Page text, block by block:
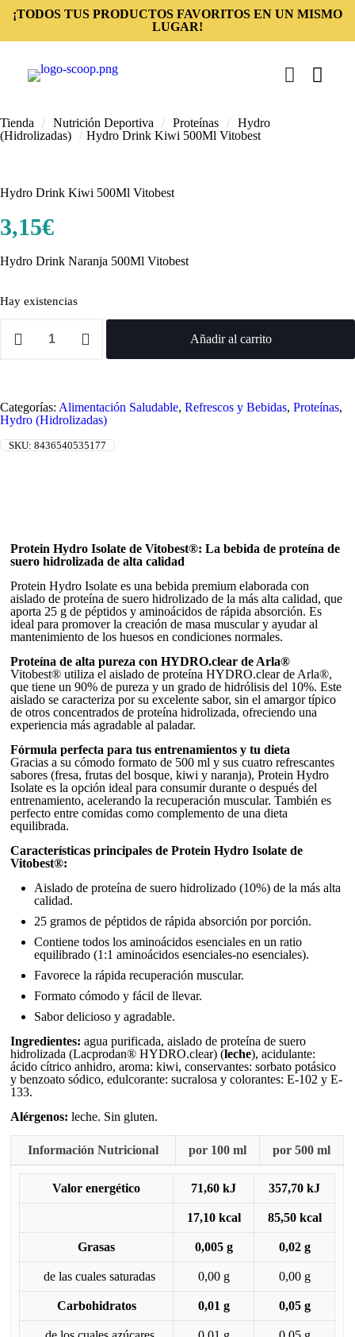
¡TODOS TUS PRODUCTOS FAVORITOS EN UN MISMO
LUGAR!
Tienda / Nutrición Deportiva / Proteínas / Hydro
(Hidrolizadas) / Hydro Drink Kiwi 500Ml Vitobest
Hydro Drink Kiwi 500Ml Vitobest
3,15€
Hydro Drink Naranja 500Ml Vitobest
Hay existencias
Drink
Añadir al carrito
Categorías: Alimentación Saludable, Refrescos y Bebidas, Proteínas,
Hydro (Hidrolizadas)
SKU: 8436540535177
Protein Hydro Isolate de Vitobest®: La bebida de proteína de
suero hidrolizada de alta calidad
Protein Hydro Isolate es una bebida premium elaborada con
aislado de proteína de suero hidrolizado de la más alta calidad, que
aporta 25 g de péptidos y aminoácidos de rápida absorción. Es
ideal para promover la creación de masa muscular y ayudar al
mantenimiento de los huesos en condiciones normales.
Proteína de alta pureza con HYDRO.clear de Arla®
Vitobest® utiliza el aislado de proteína HYDRO.clear de Arla®,
que tiene un 90% de pureza y un grado de hidrólisis del 10%. Este
aislado se caracteriza por su excelente sabor, sin el amargor típico
de otros concentrados de proteína hidrolizada, ofreciendo una
experiencia más agradable al paladar.
Fórmula perfecta para tus entrenamientos y tu dieta
Gracias a su cómodo formato de 500 ml y sus cuatro refrescantes
sabores (fresa, frutas del bosque, kiwi y naranja), Protein Hydro
Isolate es la opción ideal para consumir durante o después del
entrenamiento, acelerando la recuperación muscular. También es
perfecto entre comidas como complemento de una dieta
equilibrada.
Características principales de Protein Hydro Isolate de
Vitobest®:
Aislado de proteína de suero hidrolizado (10%) de la más alta
calidad.
25 gramos de péptidos de rápida absorción por porción.
Contiene todos los aminoácidos esenciales en un ratio
equilibrado (1:1 aminoácidos esenciales-no esenciales).
Favorece la rápida recuperación muscular.
Formato cómodo y fácil de llevar.
Sabor delicioso y agradable.
Ingredientes: agua purificada, aislado de proteína de suero
hidrolizada (Lacprodan® HYDRO.clear) (leche), acidulante:
ácido cítrico anhidro, aroma: kiwi, conservantes: sorbato potásico
y benzoato sódico, edulcorante: sucralosa y colorantes: E-102 y E-
133.
Alérgenos: leche. Sin gluten.
Información Nutricional por 100 ml por 500 ml
Valor energético 71,60 kJ 357,70 kJ
17,10 kcal 85,50 kcal
Grasas 0,005 g 0,02 g
de las cuales saturadas 0,00 g 0,00 g
Carbohidratos 0,01 g 0,05 g